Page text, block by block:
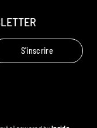
S'inscrire